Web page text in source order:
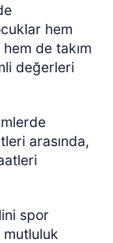
hem
de takım
değerleri
arasında,
spor